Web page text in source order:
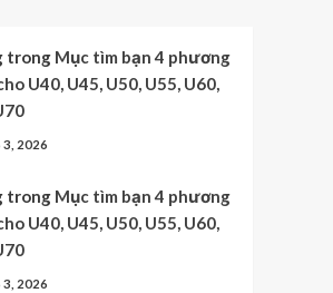
trong Mục tìm bạn 4 phương
U40, U45, U50, U55, U60,
3, 2026
trong Mục tìm bạn 4 phương
U40, U45, U50, U55, U60,
3, 2026